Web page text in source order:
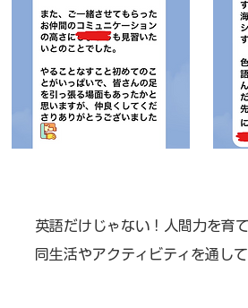
英語だけじゃない！人間力を育
同生活やアクティビティを通し